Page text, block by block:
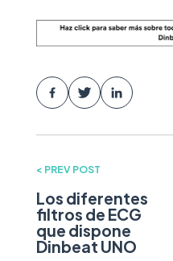
< PREV POST
Los diferentes
filtros de ECG
que dispone
Dinbeat UNO